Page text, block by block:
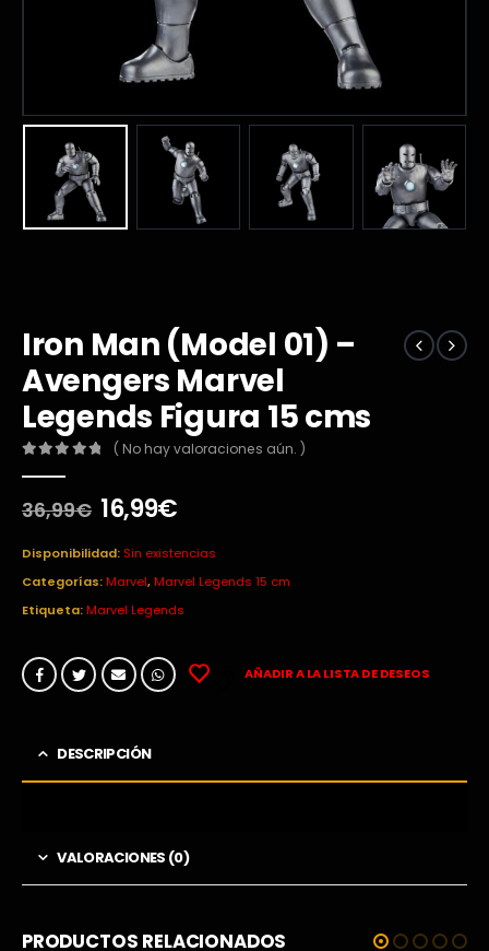
Iron Man (Model 01) –
Avengers Marvel
Legends Figura 15 cms
( No hay valoraciones aún. )
36,99€ El
precio
original
era:
36,99€.
16,99€El
actual
es:
16,99€.
Disponibilidad: Sin existencias
Categorías:Marvel,Marvel Legends 15 cm
Etiqueta:Marvel Legends
AÑADIR A LA LISTA DE DESEOS
DESCRIPCIÓN
VALORACIONES (0)
PRODUCTOS RELACIONADOS